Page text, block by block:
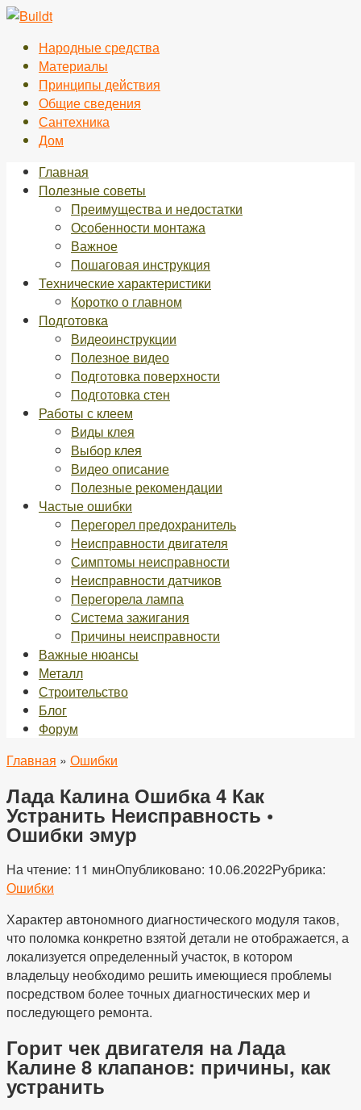
Перейти
контентуНародные средства
Материалы
Принципы действия
Общие сведения
Сантехника
Дом
Главная
Полезные советы
Преимущества и недостатки
Особенности монтажа
Важное
Пошаговая инструкция
Технические характеристики
Коротко о главном
Подготовка
Видеоинструкции
Полезное видео
Подготовка поверхности
Подготовка стен
Работы с клеем
Виды клея
Выбор клея
Видео описание
Полезные рекомендации
Частые ошибки
Перегорел предохранитель
Неисправности двигателя
Симптомы неисправности
Неисправности датчиков
Перегорела лампа
Система зажигания
Причины неисправности
Важные нюансы
Металл
Строительство
Блог
Форум
Главная » Ошибки
Лада Калина Ошибка 4 Как
Устранить Неисправность •
Ошибки эмур
На чтение: 11 минОпубликовано: 10.06.2022Рубрика:
Ошибки
Характер автономного диагностического модуля таков,
что поломка конкретно взятой детали не отображается, а
локализуется определенный участок, в котором
владельцу необходимо решить имеющиеся проблемы
посредством более точных диагностических мер и
последующего ремонта.
Горит чек двигателя на Лада
Калине 8 клапанов: причины, как
устранить